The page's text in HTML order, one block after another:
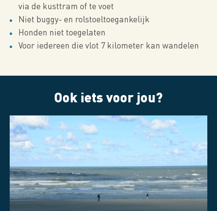
via de kusttram of te voet
Niet buggy- en rolstoeltoegankelijk
Honden niet toegelaten
Voor iedereen die vlot 7 kilometer kan wandelen
Ook iets voor jou?